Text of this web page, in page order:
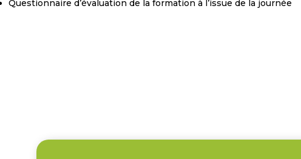
Questionnaire d’évaluation de la formation à l’issue de la journée